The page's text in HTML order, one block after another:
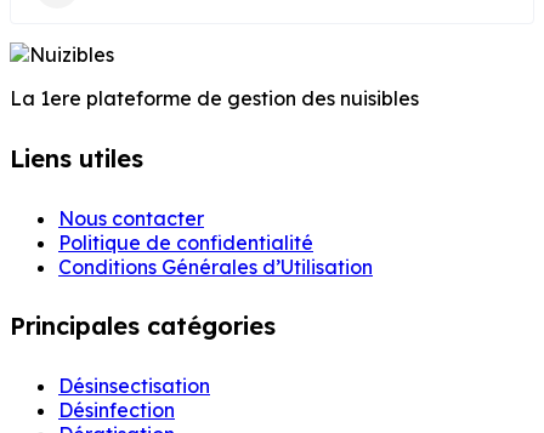
La 1ere plateforme de gestion des nuisibles
Liens utiles
Nous contacter
Politique de confidentialité
Conditions Générales d’Utilisation
Principales catégories
Désinsectisation
Désinfection